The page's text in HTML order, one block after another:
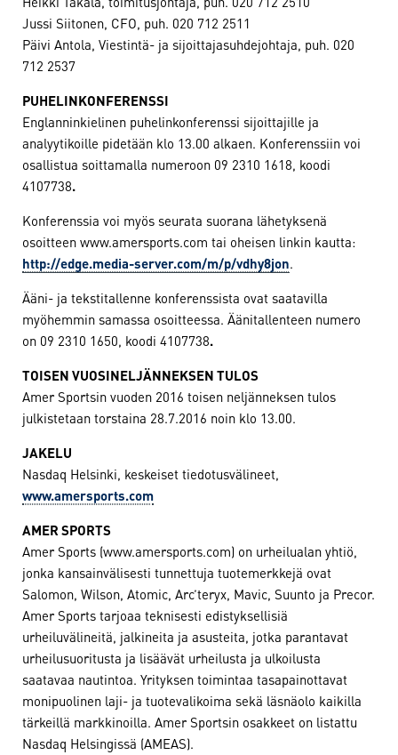
Jussi Siitonen, CFO, puh. 020 712 2511
Päivi Antola, Viestintä- ja sijoittajasuhdejohtaja, puh. 020
712 2537
PUHELINKONFERENSSI
Englanninkielinen puhelinkonferenssi sijoittajille ja
analyytikoille pidetään klo 13.00 alkaen. Konferenssiin voi
osallistua soittamalla numeroon 09 2310 1618, koodi
4107738.
Konferenssia voi myös seurata suorana lähetyksenä
osoitteen www.amersports.com tai oheisen linkin kautta:
http://edge.media-server.com/m/p/vdhy8jon.
Ääni- ja tekstitallenne konferenssista ovat saatavilla
myöhemmin samassa osoitteessa. Äänitallenteen numero
on 09 2310 1650, koodi 4107738.
TOISEN VUOSINELJÄNNEKSEN TULOS
Amer Sportsin vuoden 2016 toisen neljänneksen tulos
julkistetaan torstaina 28.7.2016 noin klo 13.00.
JAKELU
Nasdaq Helsinki, keskeiset tiedotusvälineet,
www.amersports.com
AMER SPORTS
Amer Sports (www.amersports.com) on urheilualan yhtiö,
jonka kansainvälisesti tunnettuja tuotemerkkejä ovat
Salomon, Wilson, Atomic, Arc’teryx, Mavic, Suunto ja Precor.
Amer Sports tarjoaa teknisesti edistyksellisiä
urheiluvälineitä, jalkineita ja asusteita, jotka parantavat
urheilusuoritusta ja lisäävät urheilusta ja ulkoilusta
saatavaa nautintoa. Yrityksen toimintaa tasapainottavat
monipuolinen laji- ja tuotevalikoima sekä läsnäolo kaikilla
tärkeillä markkinoilla. Amer Sportsin osakkeet on listattu
Nasdaq Helsingissä (AMEAS).